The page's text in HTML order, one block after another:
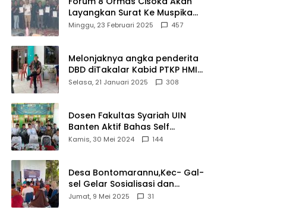
Layangkan Surat Ke Muspika
Atas Adanya Kantor Matel di
Minggu, 23 Februari 2025 457
Melonjaknya angka penderita
DBD diTakalar Kabid PTKP HMI
Cab.Takalar angkat bicara
Selasa, 21 Januari 2025 308
Dosen Fakultas Syariah UIN
Banten Aktif Bahas Self
Declare Halal dalam Forum
Kamis, 30 Mei 2024 144
Desa Bontomarannu,Kec- Gal-
sel Gelar Sosialisasi dan
Bimtek Pemutakhiran Data ID
Jumat, 9 Mei 2025 31